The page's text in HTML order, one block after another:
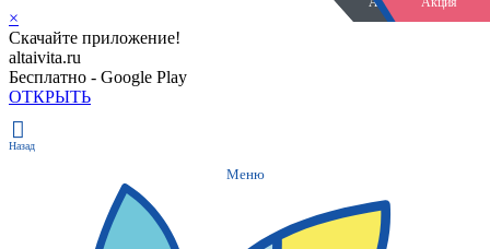
×
Скачайте приложение!
altaivita.ru
Бесплатно - Google Play
ОТКРЫТЬ
Назад
Меню